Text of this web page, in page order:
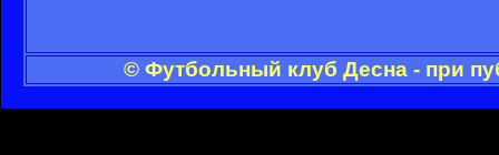
© Футбольный клуб Десна - при